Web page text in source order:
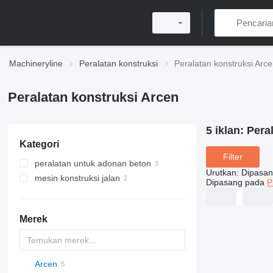
Machineryline Peralatan konstruksi Peralatan konstruksi
Peralatan konstruksi Arcen
Kategori
peralatan untuk adonan beton
pabrik beton
mesin konstruksi jalan
Merek
Titan
AL
SP
AX
X-Series
AFW
Arcen
5 iklan:
Filter
Urutkan:
Dipasang pada